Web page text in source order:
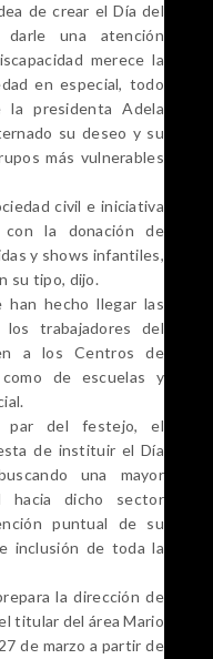
de crear el Día del
darle una atención
merece la
en especial, todo
presidenta Adela
su deseo y su
más vulnerables
civil e iniciativa
con la donación de
y shows infantiles,
su tipo, dijo.
han hecho llegar las
trabajadores del
a los Centros de
de escuelas y
par del festejo, el
de instituir el Día
una mayor
hacia dicho sector
puntual de su
inclusión de toda la
la dirección de
titular del área Mario
de marzo a partir de